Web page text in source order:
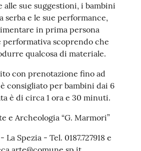
alle sue suggestioni, i bambini
serba e le sue performance,
in prima persona
performativa scoprendo che
qualcosa di materiale.
con prenotazione fino ad
consigliato per bambini dai 6
è di circa 1 ora e 30 minuti.
e Archeologia “G. Marmori”
Spezia - Tel. 0187.727918 e